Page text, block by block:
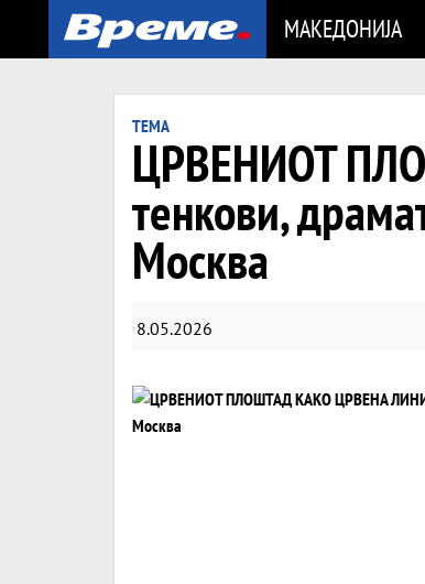
МАКЕДОНИЈА
ТЕМА
ЦРВЕНИОТ
тенкови,
Москва
8.05.2026